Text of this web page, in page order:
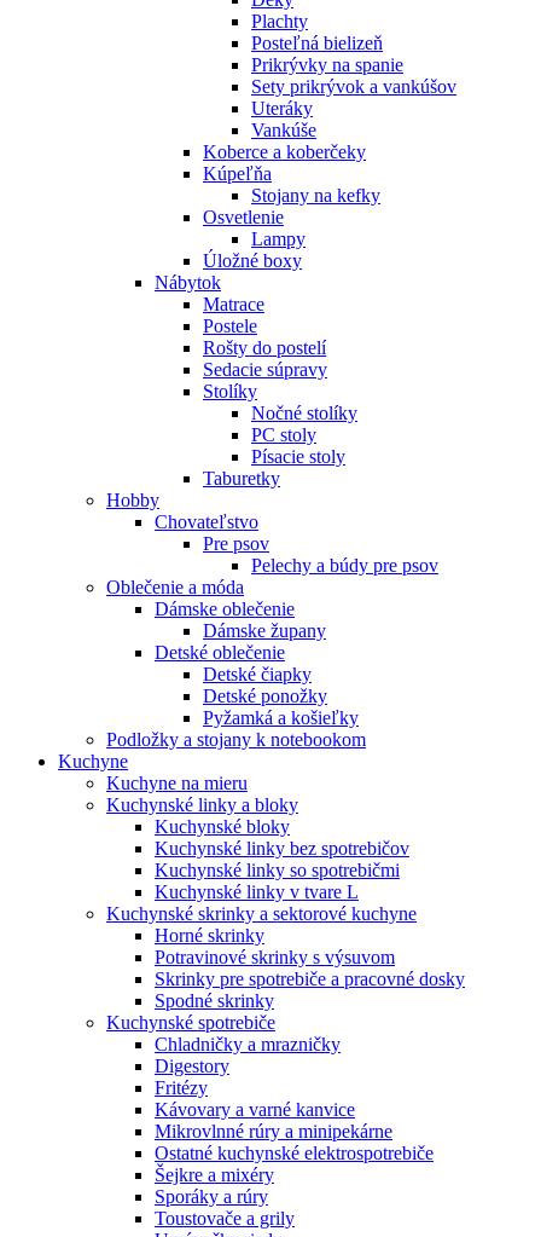
Plachty
Posteľná bielizeň
Prikrývky na spanie
Sety prikrývok a vankúšov
Uteráky
Vankúše
Koberce a koberčeky
Kúpeľňa
Stojany na kefky
Osvetlenie
Lampy
Úložné boxy
Nábytok
Matrace
Postele
Rošty do postelí
Sedacie súpravy
Stolíky
Nočné stolíky
PC stoly
Písacie stoly
Taburetky
Hobby
Chovateľstvo
Pre psov
Pelechy a búdy pre psov
Oblečenie a móda
Dámske oblečenie
Dámske župany
Detské oblečenie
Detské čiapky
Detské ponožky
Pyžamká a košieľky
Podložky a stojany k notebookom
Kuchyne
Kuchyne na mieru
Kuchynské linky a bloky
Kuchynské bloky
Kuchynské linky bez spotrebičov
Kuchynské linky so spotrebičmi
Kuchynské linky v tvare L
Kuchynské skrinky a sektorové kuchyne
Horné skrinky
Potravinové skrinky s výsuvom
Skrinky pre spotrebiče a pracovné dosky
Spodné skrinky
Kuchynské spotrebiče
Chladničky a mrazničky
Digestory
Fritézy
Kávovary a varné kanvice
Mikrovlnné rúry a minipekárne
Ostatné kuchynské elektrospotrebiče
Šejkre a mixéry
Sporáky a rúry
Toustovače a grily